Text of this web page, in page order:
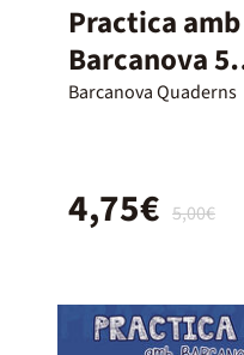
Practica amb
Barcanova 5.
Comprensió
Barcanova Quaderns
5,00€
4,75€